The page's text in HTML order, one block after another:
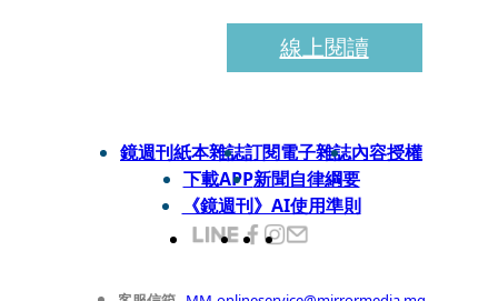
線上閱讀
鏡週刊紙本雜誌訂閱電子雜誌內容授權
下載APP新聞自律綱要
《鏡週刊》AI使用準則